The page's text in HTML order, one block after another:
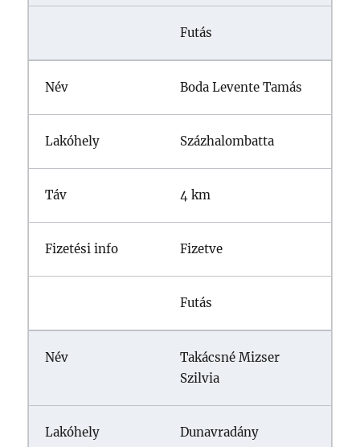
Futás
Boda Levente Tamás
Százhalombatta
4 km
Fizetve
Futás
Takácsné Mizser
Szilvia
Dunavradány